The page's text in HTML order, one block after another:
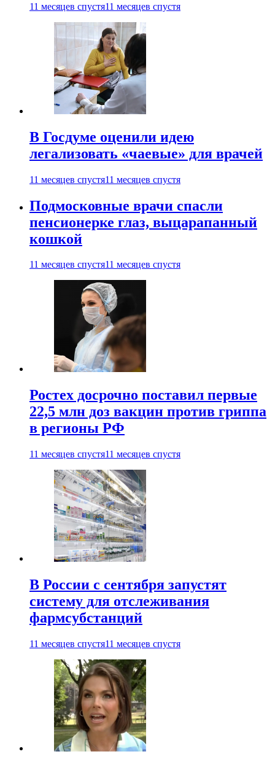
11 месяцев спустя11 месяцев спустя
В Госдуме оценили идею
легализовать «чаевые» для врачей
11 месяцев спустя11 месяцев спустя
Подмосковные врачи спасли
пенсионерке глаз, выцарапанный
кошкой
11 месяцев спустя11 месяцев спустя
Ростех досрочно поставил первые
22,5 млн доз вакцин против гриппа
в регионы РФ
11 месяцев спустя11 месяцев спустя
В России с сентября запустят
систему для отслеживания
фармсубстанций
11 месяцев спустя11 месяцев спустя